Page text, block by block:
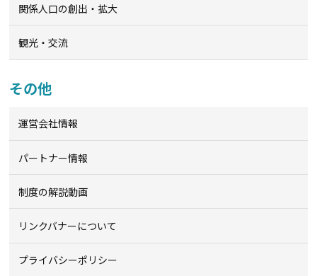
関係人口の創出・拡大
観光・交流
その他
運営会社情報
パートナー情報
制度の解説動画
リンクバナーについて
プライバシーポリシー